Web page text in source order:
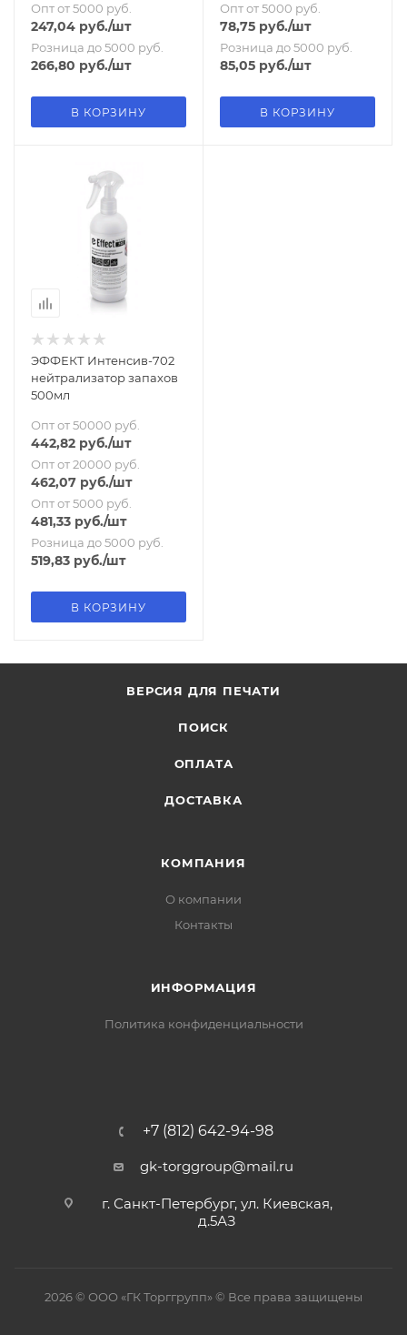
Опт от 5000 руб.
247,04 руб./шт
Розница до 5000 руб.
266,80 руб./шт
В КОРЗИНУ
Опт от 5000 руб.
78,75 руб./шт
Розница до 5000 руб.
85,05 руб./шт
В КОРЗИНУ
ЭФФЕКТ Интенсив-702
нейтрализатор запахов
500мл
Опт от 50000 руб.
442,82 руб./шт
Опт от 20000 руб.
462,07 руб./шт
Опт от 5000 руб.
481,33 руб./шт
Розница до 5000 руб.
519,83 руб./шт
В КОРЗИНУ
ВЕРСИЯ ДЛЯ ПЕЧАТИ
ПОИСК
ОПЛАТА
ДОСТАВКА
КОМПАНИЯ
О компании
Контакты
ИНФОРМАЦИЯ
Политика конфиденциальности
+7 (812) 642-94-98
gk-torggroup@mail.ru
г. Санкт-Петербург, ул. Киевская,
д.5АЗ
2026 © ООО «ГК Торггрупп» © Все права защищены